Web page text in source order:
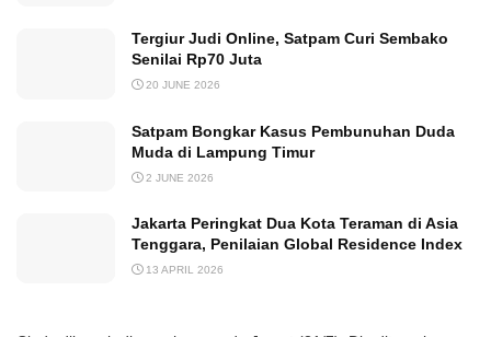
Tergiur Judi Online, Satpam Curi Sembako
Senilai Rp70 Juta
20 JUNE 2026
Satpam Bongkar Kasus Pembunuhan Duda
Muda di Lampung Timur
2 JUNE 2026
Jakarta Peringkat Dua Kota Teraman di Asia
Tenggara, Penilaian Global Residence Index
13 APRIL 2026